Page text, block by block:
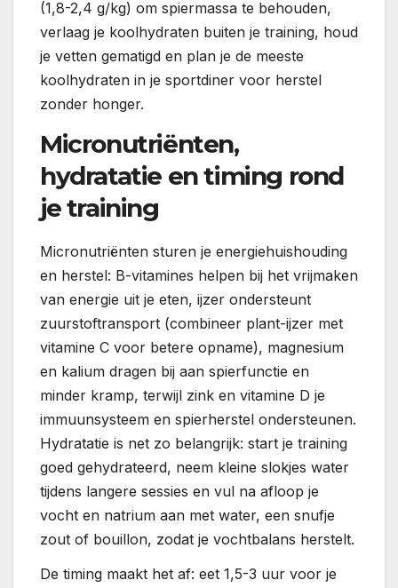
(1,8-2,4 g/kg) om spiermassa te behouden,
verlaag je koolhydraten buiten je training, houd
je vetten gematigd en plan je de meeste
koolhydraten in je sportdiner voor herstel
zonder honger.
Micronutriënten,
hydratatie en timing rond
je training
Micronutriënten sturen je energiehuishouding
en herstel: B-vitamines helpen bij het vrijmaken
van energie uit je eten, ijzer ondersteunt
zuurstoftransport (combineer plant-ijzer met
vitamine C voor betere opname), magnesium
en kalium dragen bij aan spierfunctie en
minder kramp, terwijl zink en vitamine D je
immuunsysteem en spierherstel ondersteunen.
Hydratatie is net zo belangrijk: start je training
goed gehydrateerd, neem kleine slokjes water
tijdens langere sessies en vul na afloop je
vocht en natrium aan met water, een snufje
zout of bouillon, zodat je vochtbalans herstelt.
De timing maakt het af: eet 1,5-3 uur voor je